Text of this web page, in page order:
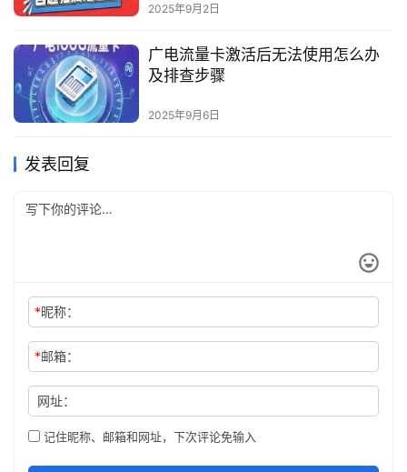
2025年9月2日
广电流量卡激活后无法使用怎么办
及排查步骤
2025年9月6日
发表回复
*昵称：
*邮箱：
网址：
记住昵称、邮箱和网址，下次评论免输入